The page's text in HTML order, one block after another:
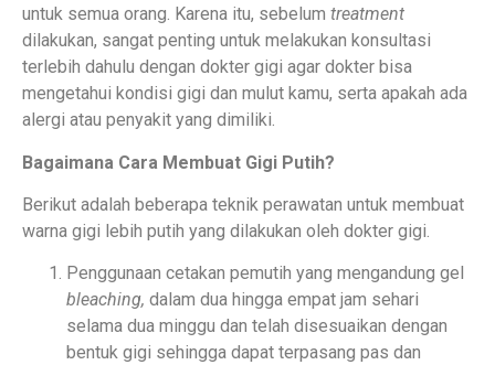
untuk semua orang. Karena itu, sebelum treatment
dilakukan, sangat penting untuk melakukan konsultasi
terlebih dahulu dengan dokter gigi agar dokter bisa
mengetahui kondisi gigi dan mulut kamu, serta apakah ada
alergi atau penyakit yang dimiliki.
Bagaimana Cara Membuat Gigi Putih?
Berikut adalah beberapa teknik perawatan untuk membuat
warna gigi lebih putih yang dilakukan oleh dokter gigi.
Penggunaan cetakan pemutih yang mengandung gel
bleaching, dalam dua hingga empat jam sehari
selama dua minggu dan telah disesuaikan dengan
bentuk gigi sehingga dapat terpasang pas dan